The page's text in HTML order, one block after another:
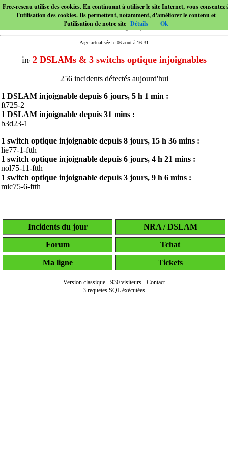
Page actualisée le 06 aout à 16:31
2 DSLAMs & 3 switchs optique injoignables
256 incidents détectés aujourd'hui
1 DSLAM injoignable depuis 6 jours, 5 h 1 min :
ft725-2
1 DSLAM injoignable depuis 31 mins :
b3d23-1
1 switch optique injoignable depuis 8 jours, 15 h 36 mins :
lie77-1-ftth
1 switch optique injoignable depuis 6 jours, 4 h 21 mins :
nol75-11-ftth
1 switch optique injoignable depuis 3 jours, 9 h 6 mins :
mic75-6-ftth
Incidents du jour NRA / DSLAM
Forum Tchat
Ma ligne Tickets
Version classique - 930 visiteurs - Contact
3 requetes SQL éxécutées
Free-reseau utilise des cookies. En continuant à utiliser le site Internet, vous consentez
l'utilisation des cookies. Ils permettent, notamment, d'améliorer le contenu et
l'utilisation de notre site Détails Ok